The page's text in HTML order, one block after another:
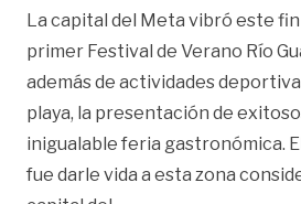
La capital del Meta vibró este
primer Festival de Verano Río
además de actividades
playa, la presentación de
inigualable feria gastronómica.
fue darle vida a esta zona